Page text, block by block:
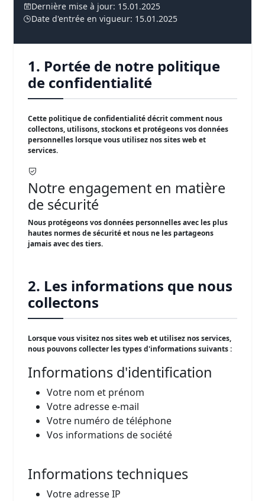
Dernière mise à jour: 15.01.2025
Date d'entrée en vigueur: 15.01.2025
1. Portée de notre politique
de confidentialité
Cette politique de confidentialité décrit comment nous
collectons, utilisons, stockons et protégeons vos données
personnelles lorsque vous utilisez nos sites web et
services.
Notre engagement en matière
de sécurité
Nous protégeons vos données personnelles avec les plus
hautes normes de sécurité et nous ne les partageons
jamais avec des tiers.
2. Les informations que nous
collectons
Lorsque vous visitez nos sites web et utilisez nos services,
nous pouvons collecter les types d'informations suivants :
Informations d'identification
Votre nom et prénom
Votre adresse e-mail
Votre numéro de téléphone
Vos informations de société
Informations techniques
Votre adresse IP